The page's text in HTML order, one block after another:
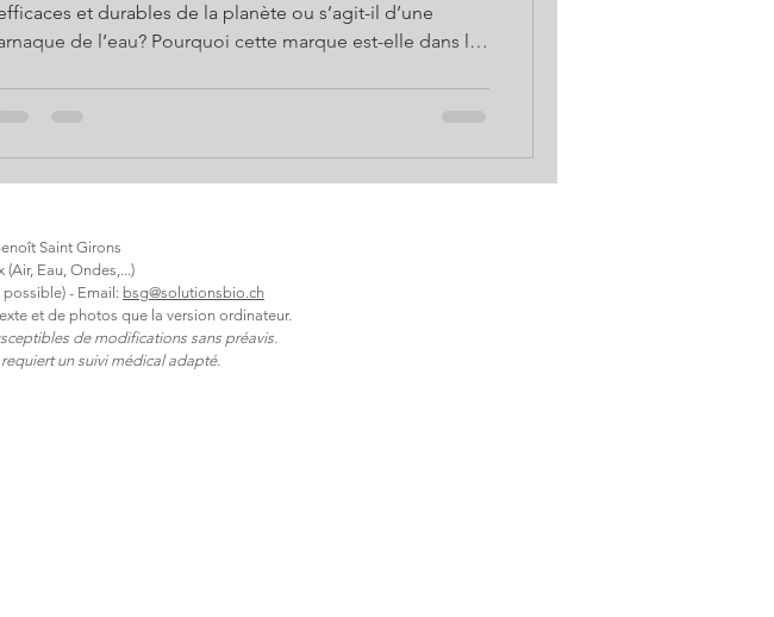
et durables de la planète ou s’agit-il d’une
de l’eau? Pourquoi cette marque est-elle dans la
La technologie est-elle recommandable en
Le point avec l’expert pratique Benoît Saint
Saint Girons
Eau, Ondes,...)
- Email: bsg@solutionsbio.ch
et de photos que la version ordinateur.
de modifications sans préavis.
un suivi médical adapté.